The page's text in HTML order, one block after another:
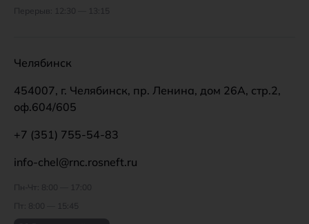
Перерыв: 12:30 — 13:15
Челябинск
454007, г. Челябинск, пр. Ленина, дом 26А, стр.2,
оф.604/605
+7 (351) 755-54-83
info-chel@rnc.rosneft.ru
Пн-Чт: 8:00 — 17:00
Пт: 8:00 — 15:45